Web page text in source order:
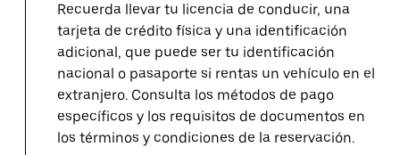
Recuerda llevar tu licencia de conducir, una
tarjeta de crédito física y una identificación
adicional, que puede ser tu identificación
nacional o pasaporte si rentas un vehículo en el
extranjero. Consulta los métodos de pago
específicos y los requisitos de documentos en
los términos y condiciones de la reservación.